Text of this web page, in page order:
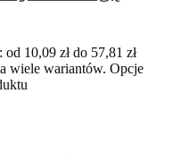
od 10,09 zł do 57,81 zł
wiele wariantów. Opcje